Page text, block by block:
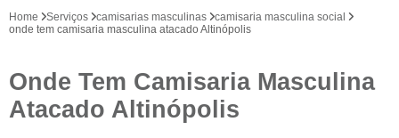
Home Serviços camisarias masculinas
camisaria masculina social
onde tem camisaria masculina atacado Altinópolis
Onde Tem Camisaria Masculina
Atacado Altinópolis